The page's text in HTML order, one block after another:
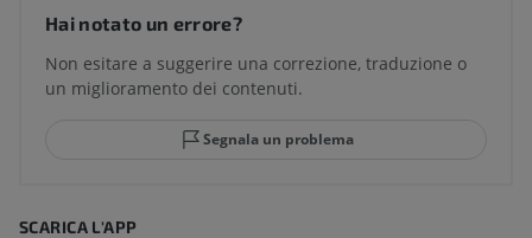
Hai notato un errore?
Non esitare a suggerire una correzione, traduzione o
un miglioramento dei contenuti.
Segnala un problema
SCARICA L'APP